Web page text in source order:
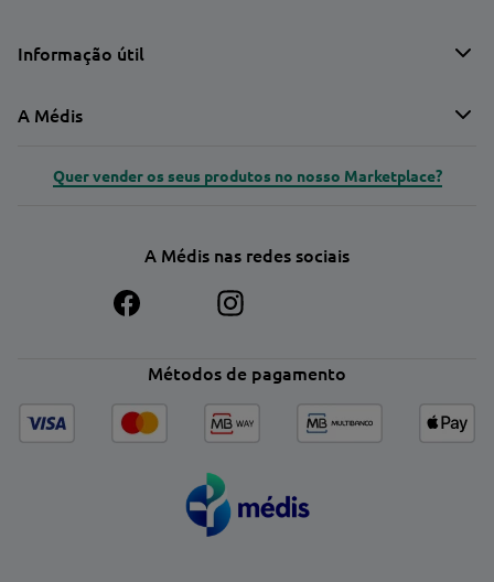
Informação útil
A Médis
Quer vender os seus produtos no nosso Marketplace?
A Médis nas redes sociais
Métodos de pagamento